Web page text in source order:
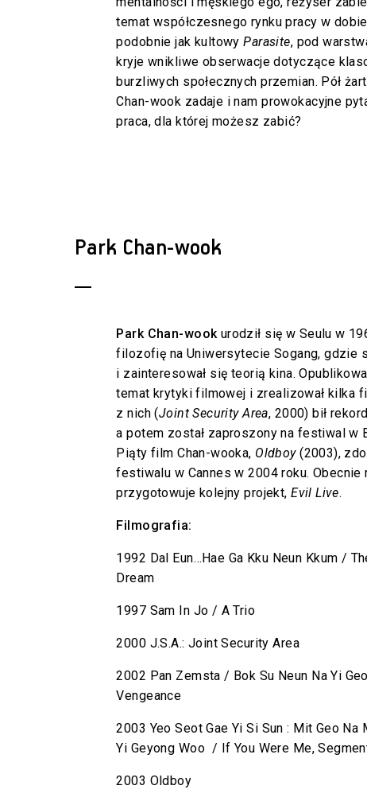
temat współczesnego rynku pracy w
podobnie jak kultowyParasite, pod
kryje wnikliwe obserwacje dotyczące
burzliwych społecznych przemian. Pół
Chan-wook zadaje i nam prowokacyjne
praca, dla której możesz zabić?
Park Chan-wook
Park Chan-wookurodził się w Seulu w
filozofię na Uniwersytecie Sogang, gdzie
i zainteresował się teorią kina.
temat krytyki filmowej i zrealizował kilka
z nich (Joint Security Area, 2000) bił
a potem został zaproszony na festiwal w
Piąty film Chan-wooka, Oldboy(2003),
festiwalu w Cannes w 2004 roku. Obecnie
przygotowuje kolejny projekt,Evil Live.
Filmografia:
1992 Dal Eun…Hae Ga Kku Neun Kkum /
Dream
1997 Sam In Jo / A Trio
2000 J.S.A.: Joint Security Area
2002 Pan Zemsta / Bok Su Neun Na Yi
Vengeance
2003 Yeo Seot Gae Yi Si Sun : Mit Geo Na
Yi Geyong Woo / If You Were Me,
2003 Oldboy